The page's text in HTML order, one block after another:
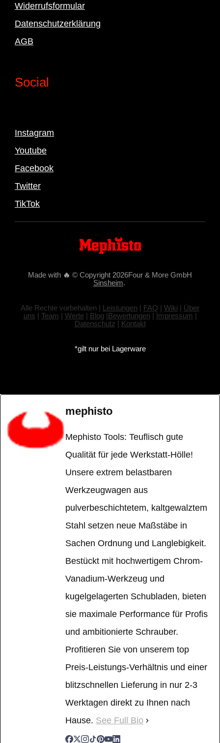
Widerrufsformular
Datenschutzerklärung
AGB
Social
Instagram
Youtube
Facebook
Twitter
TikTok
Made with 🔥 © Copyright 2026Four & More GmbH
Sinsheim.
Alle Rechte vorbehalten | Leistungen | FAQ | Wiki | Über
uns | Team | Werte| Blog |Bewertungen | Impressum |
Datenschutz | Kontakt
*gilt nur bei Lagerware
mephisto
Mephisto Tools: Teuflisch gute
Qualität für jede Werkstatt-Hölle!
Unsere extrem belastbaren
Werkzeugwagen aus
pulverbeschichtetem, kaltgewalztem
Stahl setzen neue Maßstäbe in
Sachen Ordnung und Langlebigkeit.
Bestückt mit hochwertigem Chrom-
Vanadium-Werkzeug und
kugelgelagerten Schubladen, bieten
sie maximale Performance für Profis
und ambitionierte Schrauber.
Profitieren Sie von unserem top
Preis-Leistungs-Verhältnis und einer
blitzschnellen Lieferung in nur 2-3
Werktagen direkt zu Ihnen nach
Hause. See Full Bio